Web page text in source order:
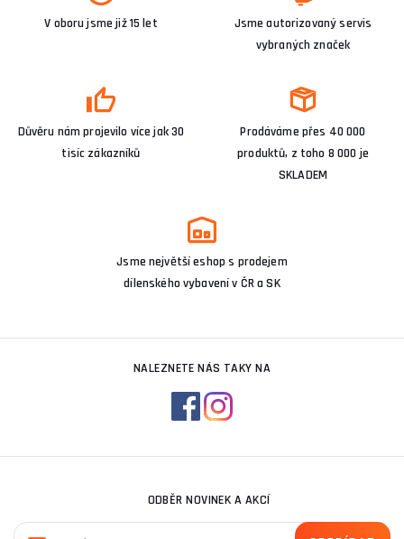
V oboru jsme již 15 let
Jsme autorizovaný servis
vybraných značek
Důvěru nám projevilo více jak 30
tisíc zákazníků
Prodáváme přes 40 000
produktů, z toho 8 000 je
SKLADEM
Jsme největší eshop s prodejem
dílenského vybavení v ČR a SK
NALEZNETE NÁS TAKY NA
ODBĚR NOVINEK A AKCÍ